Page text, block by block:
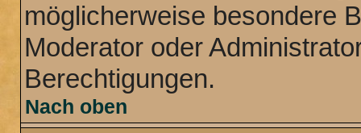
möglicherweise besondere
Moderator oder
Berechtigungen.
Nach oben